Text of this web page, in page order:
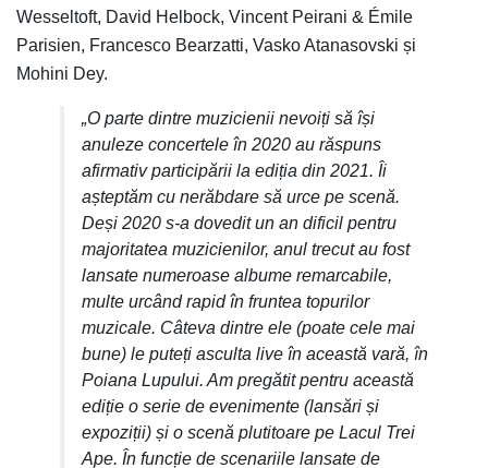
Wesseltoft, David Helbock, Vincent Peirani & Émile
Parisien, Francesco Bearzatti, Vasko Atanasovski și
Mohini Dey.
„O parte dintre muzicienii nevoiți să își
anuleze concertele în 2020 au răspuns
afirmativ participării la ediția din 2021. Îi
așteptăm cu nerăbdare să urce pe scenă.
Deși 2020 s-a dovedit un an dificil pentru
majoritatea muzicienilor, anul trecut au fost
lansate numeroase albume remarcabile,
multe urcând rapid în fruntea topurilor
muzicale. Câteva dintre ele (poate cele mai
bune) le puteți asculta live în această vară, în
Poiana Lupului. Am pregătit pentru această
ediție o serie de evenimente (lansări și
expoziții) și o scenă plutitoare pe Lacul Trei
Ape. În funcție de scenariile lansate de